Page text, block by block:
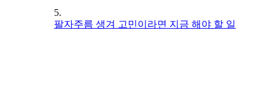
5.
팔자주름 생겨 고민이라면 지금 해야 할 일